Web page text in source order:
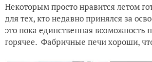
Некоторым просто нравится летом
для тех, кто недавно принялся за
это пока единственная возможность
горячее. Фабричные печи хороши,